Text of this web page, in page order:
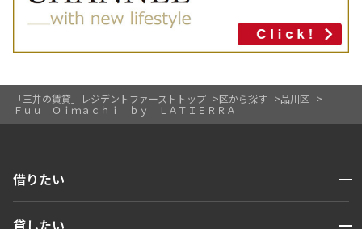
「三井の賃貸」レジデントファーストトップ 区から探す
品川区
Ｆｕｕ Ｏｉｍａｃｈｉ ｂｙ ＬＡＴＩＥＲＲＡ
借りたい 開閉
貸したい 開閉